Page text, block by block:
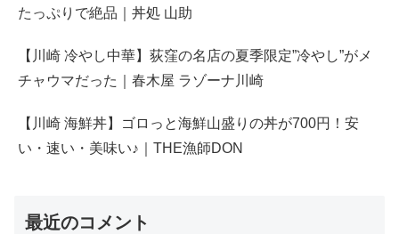
たっぷりで絶品｜丼処 山助
【川崎 冷やし中華】荻窪の名店の夏季限定”冷やし”がメ
チャウマだった｜春木屋 ラゾーナ川崎
【川崎 海鮮丼】ゴロっと海鮮山盛りの丼が700円！安
い・速い・美味い♪｜THE漁師DON
最近のコメント